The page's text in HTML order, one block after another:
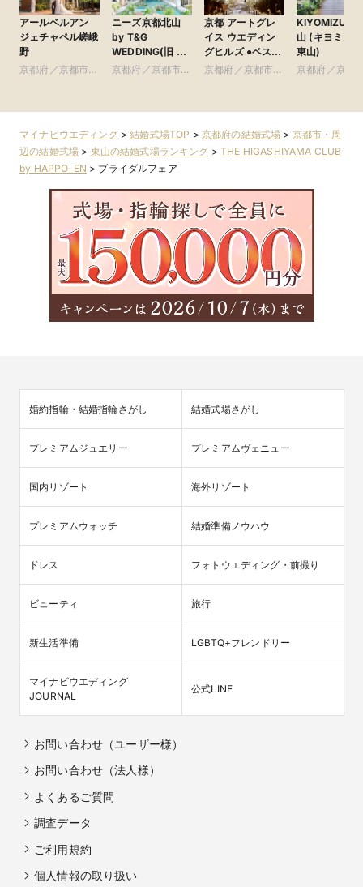
アールベルアン
ジェチャペル嵯峨
野
京都府／京都市・
ニーズ京都北山
by T&G
WEDDING(旧 北
山迎賓館 京都)
京都府／京都市・
京都 アートグレ
イス ウエディン
グヒルズ ●ベスト
ブライダル グ
京都府／京都市・
KIYOMIZU京
山 (キヨミズ
東山)
京都府／京都
マイナビウエディング>結婚式場TOP > 京都府の結婚式場 > 京都市・周
辺の結婚式場 > 東山の結婚式場ランキング >THE HIGASHIYAMA CLUB
by HAPPO-EN > ブライダルフェア
婚約指輪・結婚指輪さがし 結婚式場さがし
プレミアムジュエリー プレミアムヴェニュー
国内リゾート 海外リゾート
プレミアムウォッチ 結婚準備ノウハウ
ドレス フォトウエディング・前撮り
ビューティ 旅行
新生活準備 LGBTQ+フレンドリー
マイナビウエディング
JOURNAL
公式LINE
お問い合わせ（ユーザー様）
お問い合わせ（法人様）
よくあるご質問
調査データ
ご利用規約
個人情報の取り扱い